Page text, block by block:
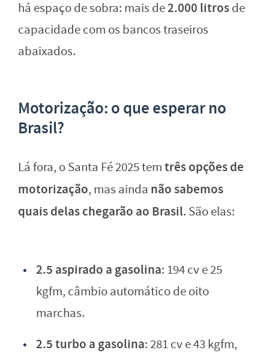
há espaço de sobra: mais de2.000 litrosde
capacidade com os bancos traseiros
abaixados.
Motorização: o que esperar no
Brasil?
Lá fora, o Santa Fé 2025 temtrês opções de
motorização, mas ainda não sabemos
quais delas chegarão ao Brasil. São elas:
2.5 aspirado a gasolina: 194 cv e 25
kgfm, câmbio automático de oito
marchas.
2.5 turbo a gasolina: 281 cv e 43 kgfm,